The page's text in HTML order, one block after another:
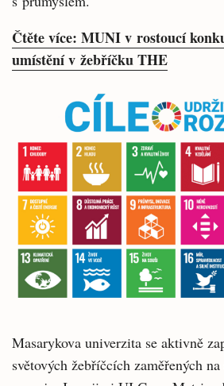
Čtěte více: MUNI v rostoucí
umístění v žebříčku THE
Masarykova univerzita se aktivně
světových žebříčcích zaměřených